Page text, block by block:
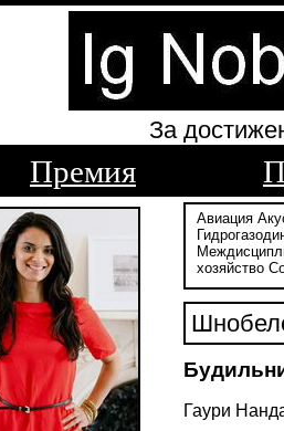
За
Премия
Авиация
хозяйство
Гаури